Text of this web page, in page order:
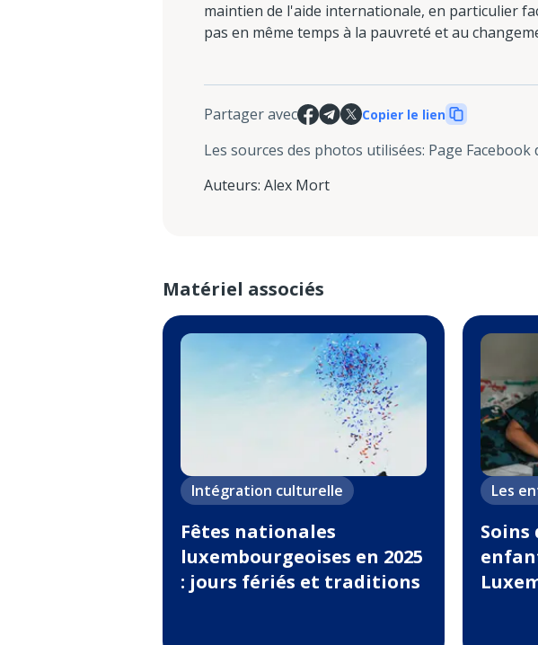
maintien de l'aide internationale, en particulier
pas en même temps à la pauvreté et au
Partager avec Copier le lien
Les sources des photos utilisées: Page Facebook
Auteurs: Alex Mort
Matériel associés
Intégration culturelle
Fêtes nationales
luxembourgeoises en 2025
: jours fériés et traditions
Les
Soins